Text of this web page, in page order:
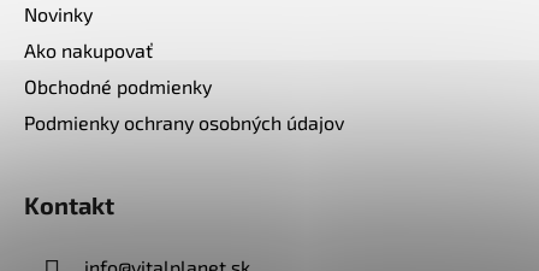
Novinky
Ako nakupovať
Obchodné podmienky
Podmienky ochrany osobných údajov
Kontakt
info@vitalplanet.sk